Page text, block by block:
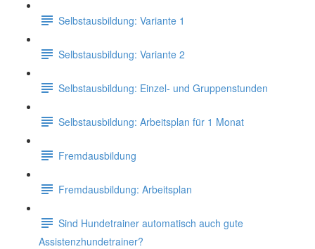
Selbstausbildung: Variante 1
Selbstausbildung: Variante 2
Selbstausbildung: Einzel- und Gruppenstunden
Selbstausbildung: Arbeitsplan für 1 Monat
Fremdausbildung
Fremdausbildung: Arbeitsplan
Sind Hundetrainer automatisch auch gute
Assistenzhundetrainer?